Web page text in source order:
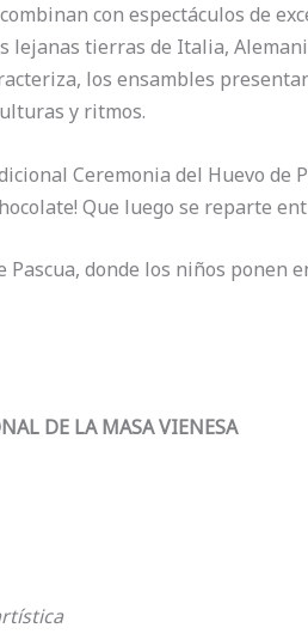
con espectáculos de
lejanas tierras de Italia,
los ensambles
y ritmos.
Ceremonia del Huevo de
Que luego se reparte
Pascua, donde los niños ponen
DE LA MASA VIENESA